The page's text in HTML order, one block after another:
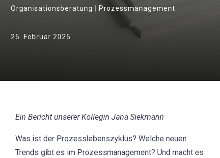
Organisationsberatung Prozessmanagement
25. Februar 2025
Ein Bericht unserer Kollegin Jana Siekmann
Was ist der Prozesslebenszyklus? Welche neuen
Trends gibt es im Prozessmanagement? Und macht es